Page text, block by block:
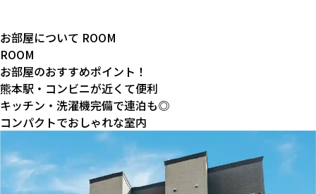
お部屋について ROOM
ROOM
お部屋のおすすめポイント！
熊本駅・コンビニが近くて便利
キッチン・洗濯機完備で連泊も◎
コンパクトでおしゃれな室内